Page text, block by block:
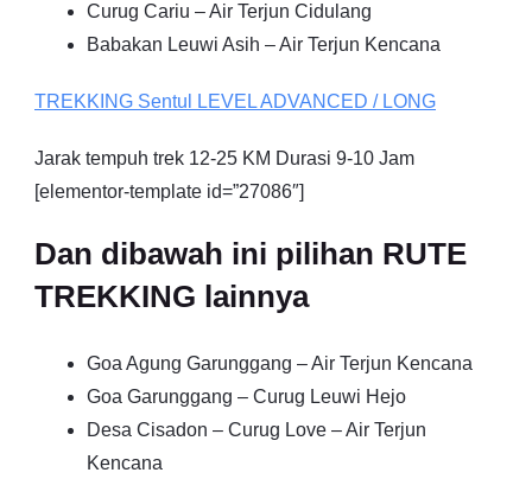
Curug Cariu – Air Terjun Cidulang
Babakan Leuwi Asih – Air Terjun Kencana
TREKKING Sentul LEVEL ADVANCED / LONG
Jarak tempuh trek 12-25 KM Durasi 9-10 Jam
[elementor-template id=”27086″]
Dan dibawah ini pilihan RUTE
TREKKING lainnya
Goa Agung Garunggang – Air Terjun Kencana
Goa Garunggang – Curug Leuwi Hejo
Desa Cisadon – Curug Love – Air Terjun
Kencana